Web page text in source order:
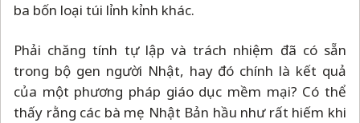
ba bốn loại túi lỉnh kỉnh khác.
Phải chăng tính tự lập và trách nhiệm đã có sẵn
trong bộ gen người Nhật, hay đó chính là kết quả
của một phương pháp giáo dục mềm mại? Có thể
thấy rằng các bà mẹ Nhật Bản hầu như rất hiếm khi